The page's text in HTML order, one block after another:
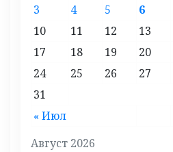
Август 2026
« Июл
3
4 5 6
10
11 12 13
17
18 19 20
24
25 26 27
31